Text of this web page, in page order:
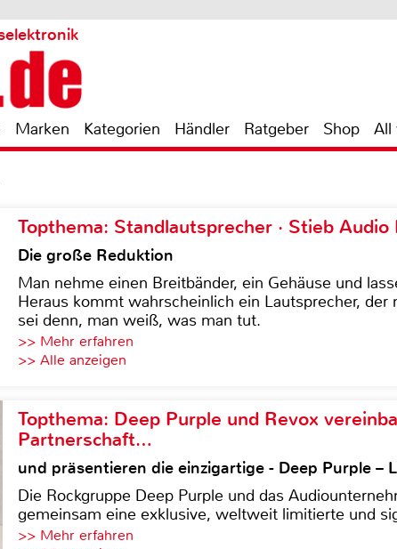
Marken Kategorien Händler Ratgeber Shop All
Topthema: Standlautsprecher · Stieb Audio
Die große Reduktion
Man nehme einen Breitbänder, ein Gehäuse und
Heraus kommt wahrscheinlich ein Lautsprecher,
sei denn, man weiß, was man tut.
>> Mehr erfahren
>> Alle anzeigen
Topthema: Deep Purple und Revox
Partnerschaft…
und präsentieren die einzigartige - Deep Purple –
Die Rockgruppe Deep Purple und das
gemeinsam eine exklusive, weltweit limitierte und
>> Mehr erfahren